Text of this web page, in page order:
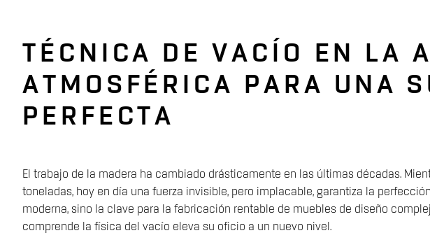
TÉCNICA DE VACÍO EN LA
ATMOSFÉRICA PARA UNA
PERFECTA
El trabajo de la madera ha cambiado drásticamente en las últimas décadas.
toneladas, hoy en día una fuerza invisible, pero implacable, garantiza la
moderna, sino la clave para la fabricación rentable de muebles de diseño
comprende la física del vacío eleva su oficio a un nuevo nivel.